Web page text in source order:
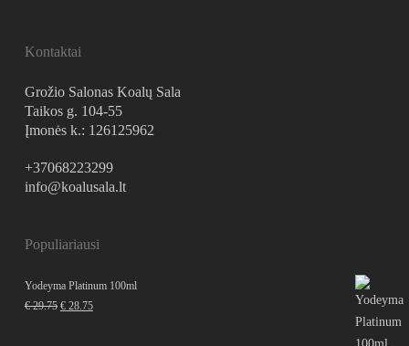
Kontaktai
Grožio Salonas Koalų Sala
Taikos g. 104-55
Įmonės k.: 126125962
+37068223299
info@koalusala.lt
Populiariausi
Yodeyma Platinum 100ml
€29.75 Original
€28.75Current